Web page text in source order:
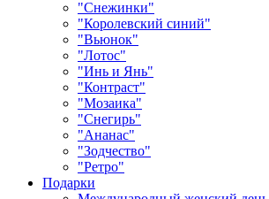
"Снежинки"
"Королевский синий"
"Вьюнок"
"Лотос"
"Инь и Янь"
"Контраст"
"Мозаика"
"Снегирь"
"Ананас"
"Зодчество"
"Ретро"
Подарки